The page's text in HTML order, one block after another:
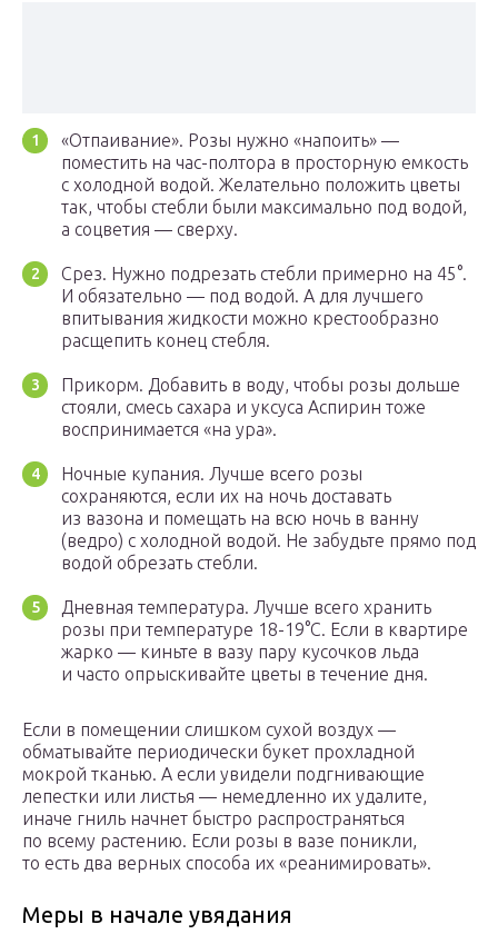
«Отпаивание». Розы нужно «напоить» —
поместить на час-полтора в просторную емкость
с холодной водой. Желательно положить цветы
так, чтобы стебли были максимально под водой,
а соцветия — сверху.
Срез. Нужно подрезать стебли примерно на 45°.
И обязательно — под водой. А для лучшего
впитывания жидкости можно крестообразно
расщепить конец стебля.
Прикорм. Добавить в воду, чтобы розы дольше
стояли, смесь сахара и уксуса Аспирин тоже
воспринимается «на ура».
Ночные купания. Лучше всего розы
сохраняются, если их на ночь доставать
из вазона и помещать на всю ночь в ванну
(ведро) с холодной водой. Не забудьте прямо под
водой обрезать стебли.
Дневная температура. Лучше всего хранить
розы при температуре 18-19°С. Если в квартире
жарко — киньте в вазу пару кусочков льда
и часто опрыскивайте цветы в течение дня.
Если в помещении слишком сухой воздух —
обматывайте периодически букет прохладной
мокрой тканью. А если увидели подгнивающие
лепестки или листья — немедленно их удалите,
иначе гниль начнет быстро распространяться
по всему растению. Если розы в вазе поникли,
то есть два верных способа их «реанимировать».
Меры в начале увядания